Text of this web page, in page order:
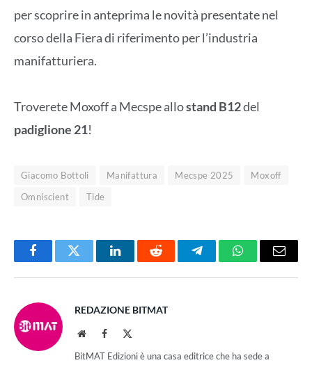
per scoprire in anteprima le novità presentate nel
corso della Fiera di riferimento per l’industria
manifatturiera.
Troverete Moxoff a Mecspe allostand B12del
padiglione 21!
Giacomo Bottoli Manifattura Mecspe 2025
Moxoff
Omniscient
Tide
FacebookTwitter LinkedInReddit TelegramWhatsAppEmail
REDAZIONE BITMAT
WebsiteFacebook
BitMAT Edizioni è una casa editrice che ha sede a